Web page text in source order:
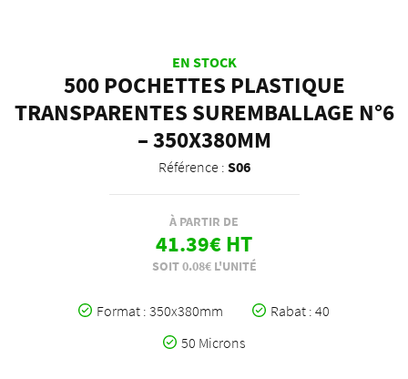
EN STOCK
500 POCHETTES PLASTIQUE
TRANSPARENTES SUREMBALLAGE N°6
– 350X380MM
Référence : S06
À PARTIR DE
41.39€ HT
SOIT 0.08€ L'UNITÉ
Format : 350x380mm
Rabat : 40
50 Microns